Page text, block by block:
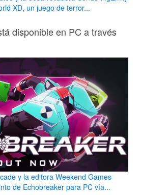
XD, un juego de terror...
disponible en PC a través
y la editora Weekend Games
de Echobreaker para PC vía...